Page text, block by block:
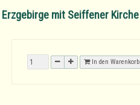
mit Seiffener Kirche
In den Warenkorb